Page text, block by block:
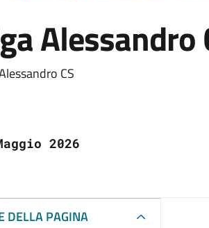
Alessandro
del
CS
2026
DELLA PAGINA